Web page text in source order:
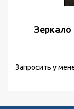
Зеркало
Запросить у